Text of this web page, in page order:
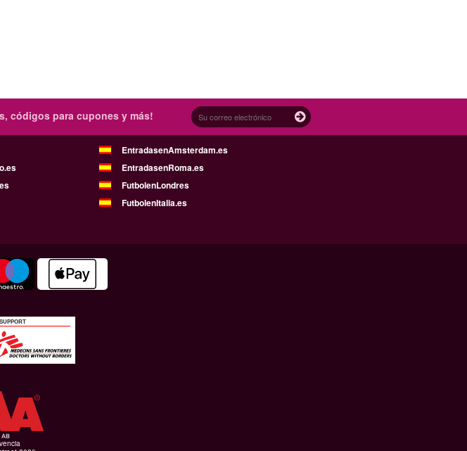
códigos para cupones y más!
EntradasenAmsterdam.es
EntradasenRoma.es
FutbolenLondres
FutbolenItalia.es